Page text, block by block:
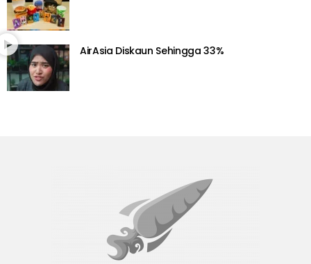
AirAsia Diskaun Sehingga 33%